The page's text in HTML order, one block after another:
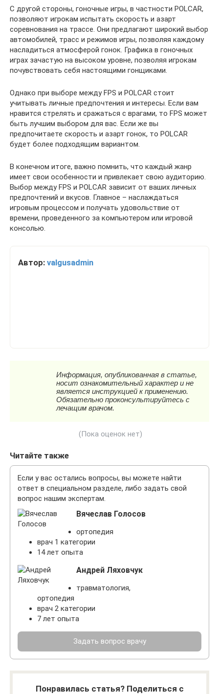
С другой стороны, гоночные игры, в частности POLCAR,
позволяют игрокам испытать скорость и азарт
соревнования на трассе. Они предлагают широкий выбор
автомобилей, трасс и режимов игры, позволяя каждому
насладиться атмосферой гонок. Графика в гоночных
играх зачастую на высоком уровне, позволяя игрокам
почувствовать себя настоящими гонщиками.
Однако при выборе между FPS и POLCAR стоит
учитывать личные предпочтения и интересы. Если вам
нравится стрелять и сражаться с врагами, то FPS может
быть лучшим выбором для вас. Если же вы
предпочитаете скорость и азарт гонок, то POLCAR
будет более подходящим вариантом.
В конечном итоге, важно помнить, что каждый жанр
имеет свои особенности и привлекает свою аудиторию.
Выбор между FPS и POLCAR зависит от ваших личных
предпочтений и вкусов. Главное – наслаждаться
игровым процессом и получать удовольствие от
времени, проведенного за компьютером или игровой
консолью.
Автор: valgusadmin
(Пока оценок нет)
Читайте также
Если у вас остались вопросы, вы можете найти
ответ в специальном разделе, либо задать свой
вопрос нашим экспертам.
Вячеслав Голосов
ортопедия
врач 1 категории
14 лет опыта
Андрей Ляховчук
травматология,
ортопедия
врач 2 категории
7 лет опыта
Задать вопрос врачу
Понравилась статья? Поделиться с